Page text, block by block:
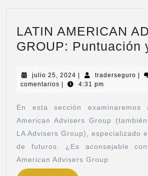
LATIN AMERICAN
GROUP: Puntuación
julio 25, 2024 traderseguro
comentarios
4:31 pm
En esta sección
American Advisers Group
LA Advisers Group), especializado
de futuros. ¿Es aconsejable
American Advisers Group